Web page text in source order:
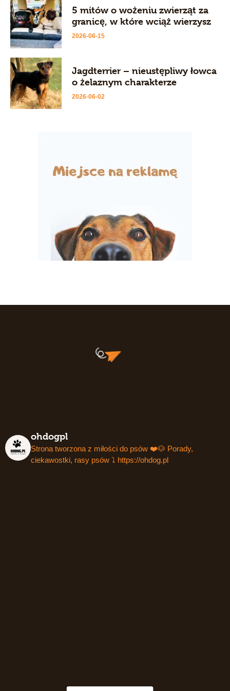
5 mitów o wożeniu zwierząt za
granicę, w które wciąż wierzysz
2026-06-15
Jagdterrier – nieustępliwy łowca
o żelaznym charakterze
2026-06-02
ohdogpl
Strona tworzona z miłości do psów ❤️🐶 Porady,
ciekawostki, rasy psów ⤵️ https://ohdog.pl